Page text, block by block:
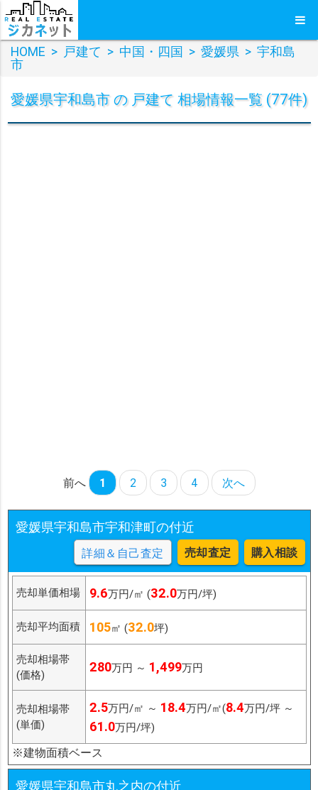
HOME > 戸建て > 中国・四国 > 愛媛県 > 宇和島
市
愛媛県宇和島市 の 戸建て 相場情報一覧 (77件)
前へ 1 2 3 4 次へ
愛媛県宇和島市宇和津町の付近
詳細＆自己査定 売却査定 購入相談
売却単価相場 9.6万円/㎡ (32.0万円/坪)
売却平均面積 105㎡ (32.0坪)
売却相場帯
(価格)
280万円 ～ 1,499万円
売却相場帯
(単価)
2.5万円/㎡ ～ 18.4万円/㎡(8.4万円/坪 ～
61.0万円/坪)
※建物面積ベース
愛媛県宇和島市丸之内の付近